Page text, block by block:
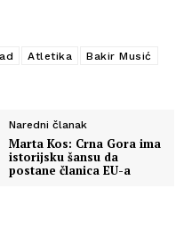
Atletika
Bakir Musić
Naredni članak
Marta Kos: Crna Gora ima
istorijsku šansu da
postane članica EU-a